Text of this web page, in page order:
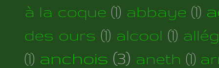
à la coque (1) abbaye (1)
des ours (1) alcool (1)
(1) anchois (3) aneth (1)